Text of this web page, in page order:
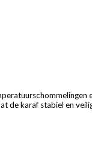
de karaf stabiel en